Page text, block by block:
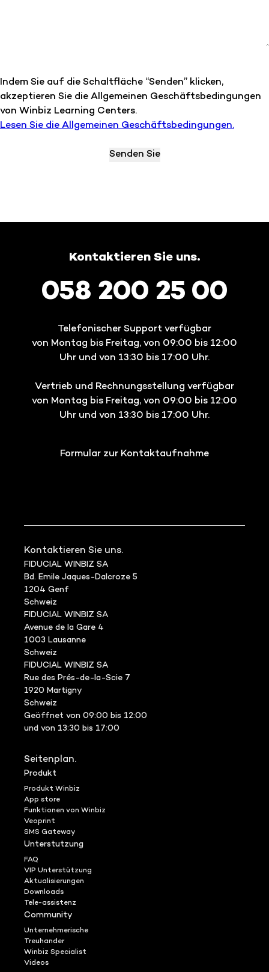
Indem Sie auf die Schaltfläche “Senden” klicken,
akzeptieren Sie die Allgemeinen Geschäftsbedingungen
von Winbiz Learning Centers.
Lesen Sie die Allgemeinen Geschäftsbedingungen.
Kontaktieren Sie uns.
058 200 25 00
Telefonischer Support verfügbar
von Montag bis Freitag, von 09:00 bis 12:00
Uhr und von 13:30 bis 17:00 Uhr.
Vertrieb und Rechnungsstellung verfügbar
von Montag bis Freitag, von 09:00 bis 12:00
Uhr und von 13:30 bis 17:00 Uhr.
Formular zur Kontaktaufnahme
Kontaktieren Sie uns.
FIDUCIAL WINBIZ SA
Bd. Emile Jaques-Dalcroze 5
1204 Genf
Schweiz
FIDUCIAL WINBIZ SA
Avenue de la Gare 4
1003 Lausanne
Schweiz
FIDUCIAL WINBIZ SA
Rue des Prés-de-la-Scie 7
1920 Martigny
Schweiz
Geöffnet von 09:00 bis 12:00
und von 13:30 bis 17:00
Seitenplan.
Produkt
Produkt Winbiz
App store
Funktionen von Winbiz
Veoprint
SMS Gateway
Unterstutzung
FAQ
VIP Unterstützung
Aktualisierungen
Downloads
Tele-assistenz
Community
Unternehmerische
Treuhander
Winbiz Specialist
Videos